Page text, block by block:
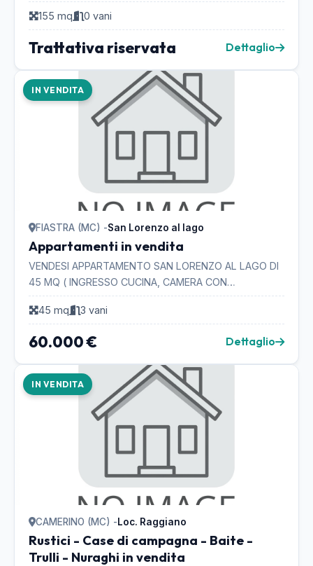
,100 giardino 45 mq piano interrato in parte ...
155 mq
0 vani
Trattativa riservata Dettaglio
IN VENDITA
FIASTRA (MC) -San Lorenzo al lago
Appartamenti in vendita
VENDESI APPARTAMENTO SAN LORENZO AL LAGO DI
45 MQ ( INGRESSO CUCINA, CAMERA CON
TERRAZZINO, CAMERETTA, BAGNO
)COMPLETAMENTE E FINEMENTE ARREDATO CON I...
45 mq 3 vani
60.000 € Dettaglio
IN VENDITA
CAMERINO (MC) -Loc. Raggiano
Rustici - Case di campagna - Baite -
Trulli - Nuraghi in vendita